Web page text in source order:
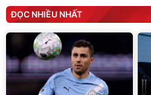
ĐỌC NHIỀU NHẤT